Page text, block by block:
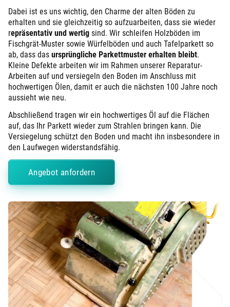
Dabei ist es uns wichtig, den Charme der alten Böden zu
erhalten und sie gleichzeitig so aufzuarbeiten, dass sie wieder
repräsentativ und wertig sind. Wir schleifen Holzböden im
Fischgrät-Muster sowie Würfelböden und auch Tafelparkett so
ab, dass das ursprüngliche Parkettmuster erhalten bleibt.
Kleine Defekte arbeiten wir im Rahmen unserer Reparatur-
Arbeiten auf und versiegeln den Boden im Anschluss mit
hochwertigen Ölen, damit er auch die nächsten 100 Jahre noch
aussieht wie neu.
Abschließend tragen wir ein hochwertiges Öl auf die Flächen
auf, das Ihr Parkett wieder zum Strahlen bringen kann. Die
Versiegelung schützt den Boden und macht ihn insbesondere in
den Laufwegen widerstandsfähig.
Angebot anfordern